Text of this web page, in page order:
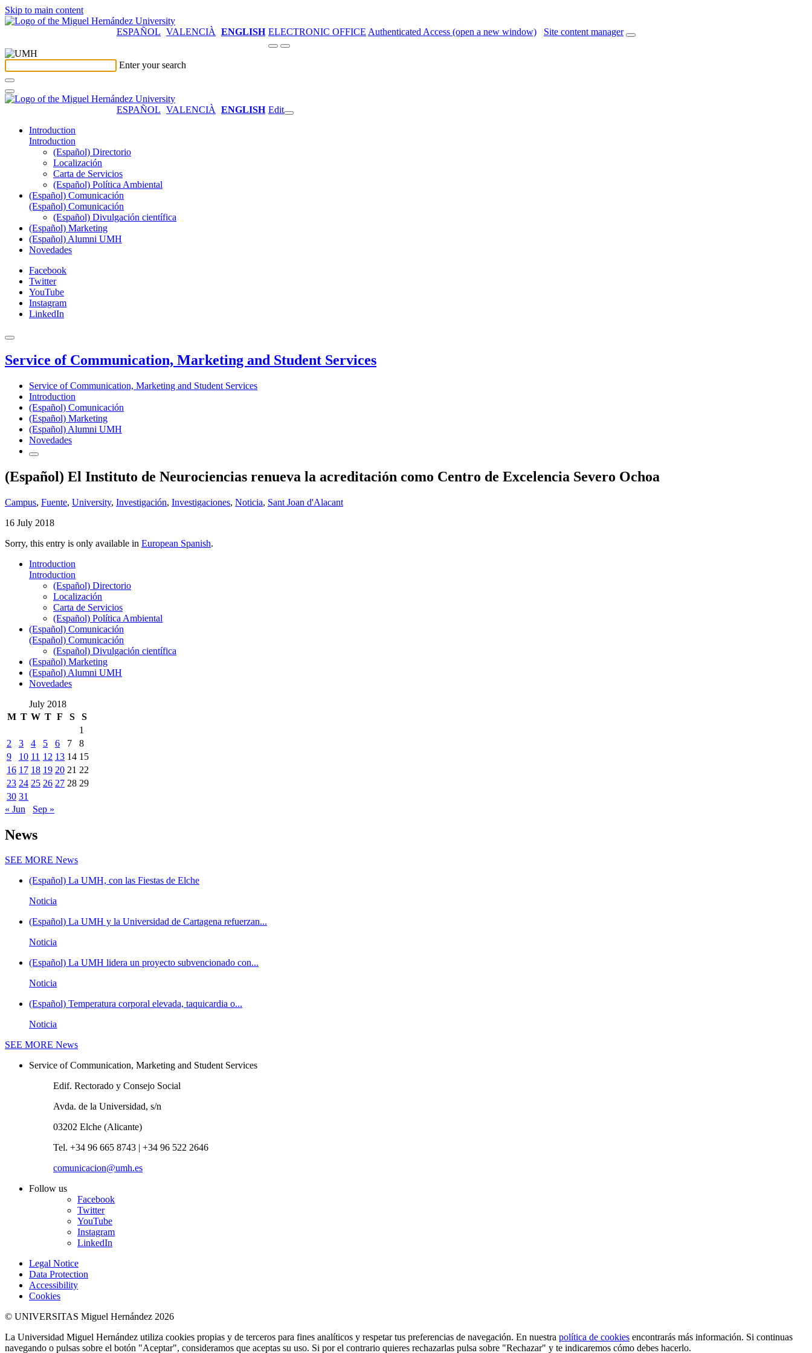
Skip to main content
ESPAÑOL VALENCIÀ ENGLISH ELECTRONIC OFFICE Authenticated Access (open a new window) Site content manager
Enter your search
ESPAÑOL VALENCIÀ ENGLISH Edit
Introduction
Introduction
(Español) Directorio
Localización
Carta de Servicios
(Español) Política Ambiental
(Español) Comunicación
(Español) Comunicación
(Español) Divulgación científica
(Español) Marketing
(Español) Alumni UMH
Novedades
Facebook
Twitter
YouTube
Instagram
LinkedIn
Service of Communication, Marketing and Student Services
Service of Communication, Marketing and Student Services
Introduction
(Español) Comunicación
(Español) Marketing
(Español) Alumni UMH
Novedades
(Español) El Instituto de Neurociencias renueva la acreditación como Centro de Excelencia Severo Ochoa
Campus, Fuente, University, Investigación, Investigaciones, Noticia, Sant Joan d'Alacant
16 July 2018
Sorry, this entry is only available in European Spanish.
Introduction
Introduction
(Español) Directorio
Localización
Carta de Servicios
(Español) Política Ambiental
(Español) Comunicación
(Español) Comunicación
(Español) Divulgación científica
(Español) Marketing
(Español) Alumni UMH
Novedades
July 2018
M T W T F S
S
1
2
3 4 5 6 7
8
9
10 11 12 13 14 15
16 17 18 19 20 21 22
23 24 25 26 27 28 29
30 31
« Jun
Sep »
News
SEE MORE News
(Español) La UMH, con las Fiestas de Elche
Noticia
(Español) La UMH y la Universidad de Cartagena refuerzan...
Noticia
(Español) La UMH lidera un proyecto subvencionado con...
Noticia
(Español) Temperatura corporal elevada, taquicardia o...
Noticia
SEE MORE News
Service of Communication, Marketing and Student Services
Edif. Rectorado y Consejo Social
Avda. de la Universidad, s/n
03202 Elche (Alicante)
Tel. +34 96 665 8743 | +34 96 522 2646
comunicacion@umh.es
Follow us
Facebook
Twitter
YouTube
Instagram
LinkedIn
Legal Notice
Data Protection
Accessibility
Cookies
© UNIVERSITAS Miguel Hernández 2026
La Universidad Miguel Hernández utiliza cookies propias y de terceros para fines analíticos y respetar tus preferencias de navegación. En nuestra política de cookies encontrarás más información. Si continuas
navegando o pulsas sobre el botón "Aceptar", consideramos que aceptas su uso. Si por el contrario quieres rechazarlas pulsa sobre "Rechazar" y te indicaremos cómo debes hacerlo.